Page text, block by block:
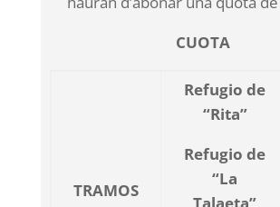
CUOTA
TRAMOS
Refugio de
“Rita”
Refugio de
“La